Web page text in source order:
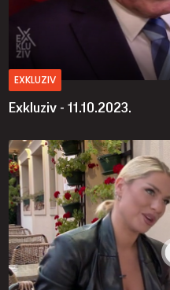
EXKLUZIV
Exkluziv - 11.10.2023.